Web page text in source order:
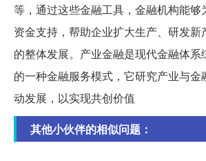
等，通过这些金融工具，金融机构能够
资金支持，帮助企业扩大生产、研发新
的整体发展。产业金融是现代金融体
的一种金融服务模式，它研究产业与金
动发展，以实现共创价值
其他小伙伴的相似问题：